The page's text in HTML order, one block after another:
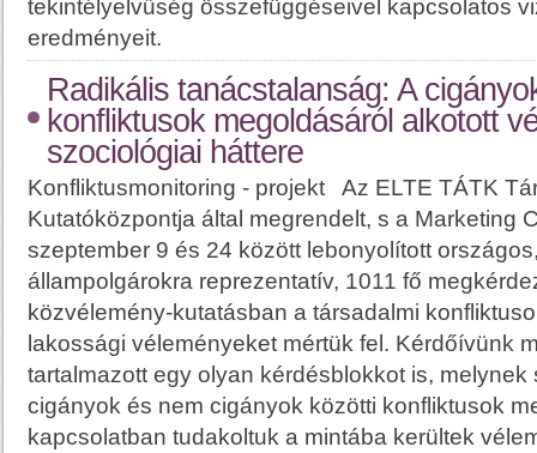
tekintélyelvűség összefüggéseivel kapcsolatos
eredményeit.
Radikális tanácstalanság: A
konfliktusok megoldásáról alkotott
szociológiai háttere
Konfliktusmonitoring - projekt Az ELTE TÁTK
Kutatóközpontja által megrendelt, s a Marketing
szeptember 9 és 24 között lebonyolított
állampolgárokra reprezentatív, 1011 fő
közvélemény-kutatásban a társadalmi
lakossági véleményeket mértük fel. Kérdőívünk
tartalmazott egy olyan kérdésblokkot is, melynek
cigányok és nem cigányok közötti konfliktusok
kapcsolatban tudakoltuk a mintába kerültek